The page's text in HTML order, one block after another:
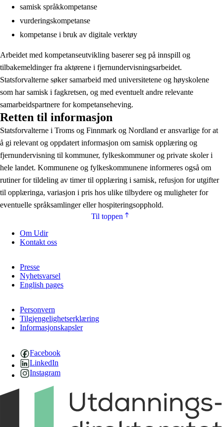
samisk språkkompetanse
vurderingskompetanse
kompetanse i bruk av digitale verktøy
Arbeidet med kompetanseutvikling baserer seg på innspill og
tilbakemeldinger fra aktørene i fjernundervisningsarbeidet.
Statsforvalterne søker samarbeid med universitetene og høyskolene
som har samisk i fagkretsen, og med eventuelt andre relevante
samarbeidspartnere for kompetanseheving.
Retten til informasjon
Statsforvalterne i Troms og Finnmark og Nordland er ansvarlige for at
å gi relevant og oppdatert informasjon om samisk opplæring og
fjernundervisning til kommuner, fylkeskommuner og private skoler i
hele landet. Kommunene og fylkeskommunene informeres også om
rutiner for tildeling av timer til opplæring i samisk, refusjon for utgifter
til opplæringa, variasjon i pris hos ulike tilbydere og muligheter for
eventuelle språksamlinger eller hospiteringsopphold.
Til toppen
Om Udir
Kontakt oss
Presse
Nyhetsvarsel
English pages
Personvern
Tilgjengelighetserklæring
Informasjonskapsler
Facebook
LinkedIn
Instagram